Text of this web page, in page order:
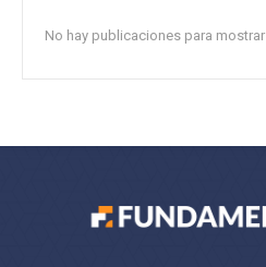
No hay publicaciones para mostrar